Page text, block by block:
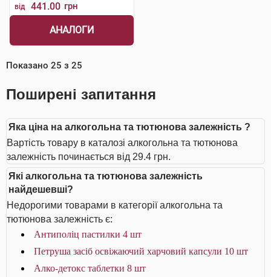
від 441.00 грн
АНАЛОГИ
Показано 25 з 25
Поширені запитання
Яка ціна на алкогольна та тютюнова залежність ?
Вартість товару в каталозі алкогольна та тютюнова
залежність починається від 29.4 грн.
Які алкогольна та тютюнова залежність
найдешевші?
Недорогими товарами в категорії алкогольна та
тютюнова залежність є:
Антиполіц пастилки 4 шт
Петруша засіб освіжаючий харчовий капсули 10 шт
Алко-детокс таблетки 8 шт